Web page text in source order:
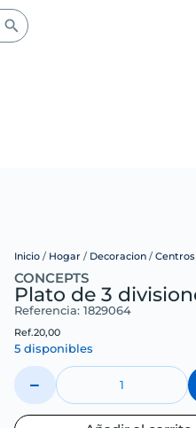
Inicio / Hogar / Decoracion /
CONCEPTS
Plato de 3
Referencia: 1829064
Ref.20,00
5 disponibles